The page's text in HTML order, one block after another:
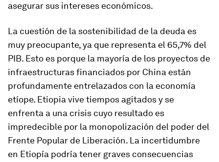
asegurar sus intereses económicos.
La cuestión de la sostenibilidad de la deuda es
muy preocupante, ya que representa el 65,7% del
PIB. Esto es porque la mayoría de los proyectos de
infraestructuras financiados por China están
profundamente entrelazados con la economía
etíope. Etiopia vive tiempos agitados y se
enfrenta a una crisis cuyo resultado es
impredecible por la monopolización del poder del
Frente Popular de Liberación. La incertidumbre
en Etiopía podría tener graves consecuencias